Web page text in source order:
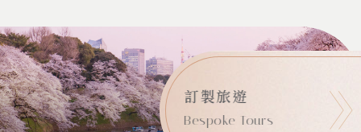
訂製旅遊
Bespoke Tours